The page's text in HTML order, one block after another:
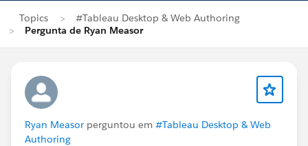
Topics
#Tableau Desktop & Web Authoring
Pergunta de Ryan Measor
Ryan Measor perguntou em #Tableau Desktop & Web
Authoring